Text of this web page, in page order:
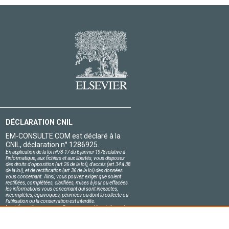
DÉCLARATION CNIL
EM-CONSULTE.COM est déclaré à la
CNIL, déclaration n° 1286925.
En application de la loi nº78-17 du 6 janvier 1978 relative à
l'informatique, aux fichiers et aux libertés, vous disposez
des droits d'opposition (art.26 de la loi), d'accès (art.34 à 38
de la loi), et de rectification (art.36 de la loi) des données
vous concernant. Ainsi, vous pouvez exiger que soient
rectifiées, complétées, clarifiées, mises à jour ou effacées
les informations vous concernant qui sont inexactes,
incomplètes, équivoques, périmées ou dont la collecte ou
l'utilisation ou la conservation est interdite.
Les informations personnelles concernant les visiteurs de